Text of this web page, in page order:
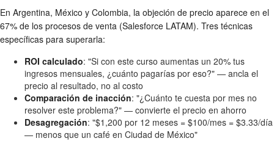
En Argentina, México y Colombia, la objeción de precio aparece en el
67% de los procesos de venta (Salesforce LATAM). Tres técnicas
específicas para superarla:
ROI calculado: "Si con este curso aumentas un 20% tus
ingresos mensuales, ¿cuánto pagarías por eso?" — ancla el
precio al resultado, no al costo
Comparación de inacción: "¿Cuánto te cuesta por mes no
resolver este problema?" — convierte el precio en ahorro
Desagregación: "$1,200 por 12 meses = $100/mes = $3.33/día
— menos que un café en Ciudad de México"